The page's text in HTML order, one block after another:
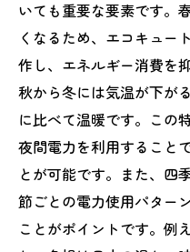
いても重要な要素です。
くなるため、エコキュー
作し、エネルギー消費を
秋から冬には気温が下が
に比べて温暖です。この
夜間電力を利用すること
とが可能です。また、四
節ごとの電力使用パター
ことがポイントです。例